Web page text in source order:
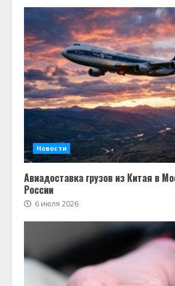
Новости
Авиадоставка грузов из Китая в
России
6 июля 2026